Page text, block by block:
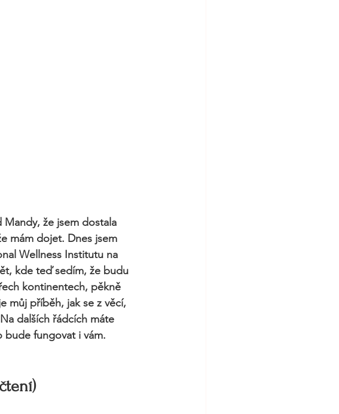
že jsem dostala
mám dojet. Dnes jsem
Wellness Institutu na
kde teď sedím, že budu
kontinentech, pěkně
můj příběh, jak se z věcí,
dalších řádcích máte
bude fungovat i vám.